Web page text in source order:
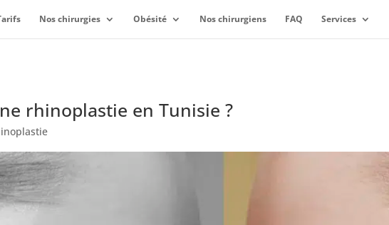
Nos chirurgies Obésité Nos chirurgiens FAQ Services
rhinoplastie en Tunisie ?